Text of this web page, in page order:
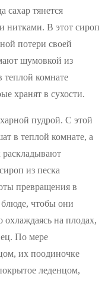
сахар тянется
нитками. В этот сироп
потери своей
шумовкой из
теплой комнате
хранят в сухости.
пудрой. С этой
в теплой комнате, а
из песка
превращения в
чтобы они
на плодах,
По мере
их поодиночке
леденцом,